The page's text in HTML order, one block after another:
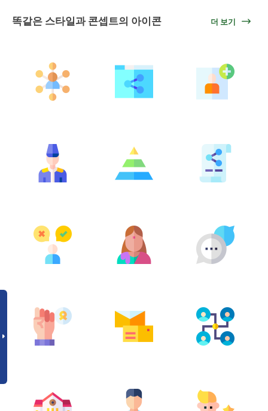
똑같은 스타일과 콘셉트의 아이콘 더 보기